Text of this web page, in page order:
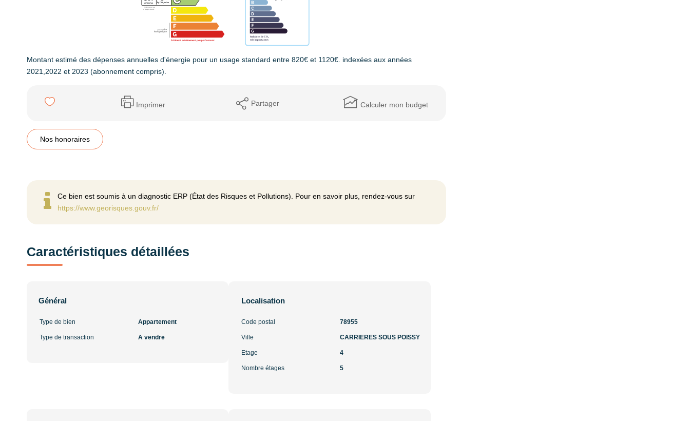
Montant estimé des dépenses annuelles d'énergie pour un usage standard entre 820€ et 1120€. indexées aux années
2021,2022 et 2023 (abonnement compris).
Imprimer Partager Calculer mon budget
Nos honoraires
Ce bien est soumis à un diagnostic ERP (État des Risques et Pollutions). Pour en savoir plus, rendez-vous sur
https://www.georisques.gouv.fr/
Caractéristiques détaillées
Général
Type de bien Appartement
Type de transaction A vendre
Localisation
Code postal 78955
Ville CARRIERES SOUS POISSY
Etage 4
Nombre étages 5